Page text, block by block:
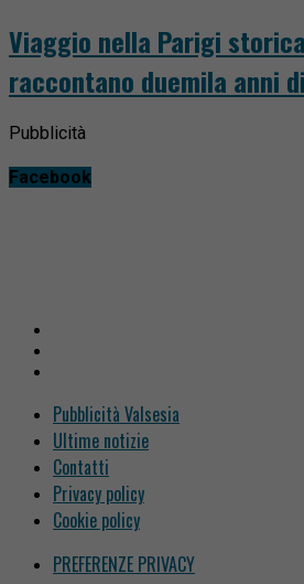
Viaggio nella Parigi
raccontano duemila anni
Pubblicità
Facebook
Pubblicità Valsesia
Ultime notizie
Contatti
Privacy policy
Cookie policy
PREFERENZE PRIVACY